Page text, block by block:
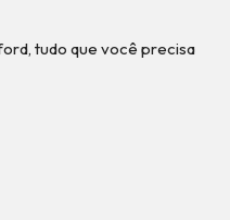
tudo que você precisa